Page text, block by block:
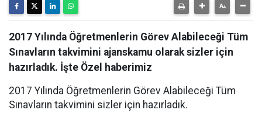
2017 Yılında Öğretmenlerin Görev Alabileceği Tüm
Sınavların takvimini ajanskamu olarak sizler için
hazırladık. İşte Özel haberimiz
2017 Yılında Öğretmenlerin Görev Alabileceği Tüm
Sınavların takvimini sizler için hazırladık.